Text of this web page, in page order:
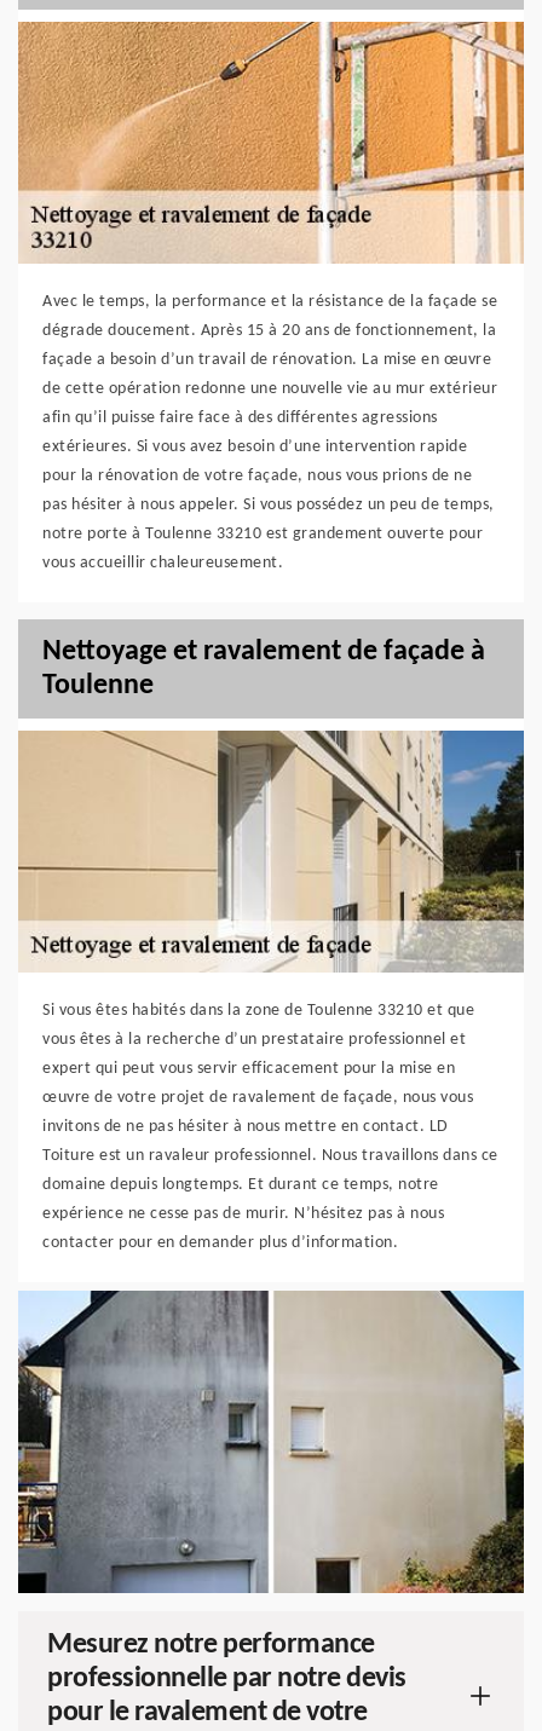
Avec le temps, la performance et la résistance de la façade se
dégrade doucement. Après 15 à 20 ans de fonctionnement, la
façade a besoin d’un travail de rénovation. La mise en œuvre
de cette opération redonne une nouvelle vie au mur extérieur
afin qu’il puisse faire face à des différentes agressions
extérieures. Si vous avez besoin d’une intervention rapide
pour la rénovation de votre façade, nous vous prions de ne
pas hésiter à nous appeler. Si vous possédez un peu de temps,
notre porte à Toulenne 33210 est grandement ouverte pour
vous accueillir chaleureusement.
Nettoyage et ravalement de façade à
Toulenne
Si vous êtes habités dans la zone de Toulenne 33210 et que
vous êtes à la recherche d’un prestataire professionnel et
expert qui peut vous servir efficacement pour la mise en
œuvre de votre projet de ravalement de façade, nous vous
invitons de ne pas hésiter à nous mettre en contact. LD
Toiture est un ravaleur professionnel. Nous travaillons dans ce
domaine depuis longtemps. Et durant ce temps, notre
expérience ne cesse pas de murir. N’hésitez pas à nous
contacter pour en demander plus d’information.
Mesurez notre performance
professionnelle par notre devis
pour le ravalement de votre